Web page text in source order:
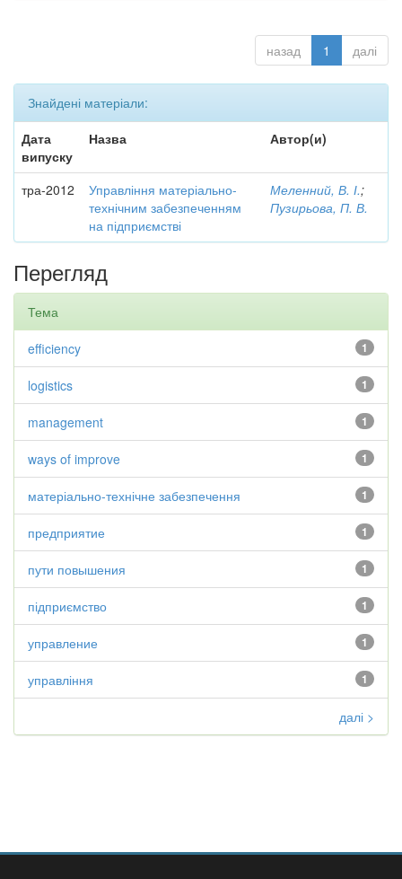
назад 1 далі
Знайдені матеріали:
Дата
випуску
Назва Автор(и)
тра-2012
Управління матеріально-
технічним забезпеченням
на підприємстві
Меленний, В. І.;
Пузирьова, П. В.
Перегляд
Тема
1
efficiency
1
logistics
1
management
1
ways of improve
1
матеріально-технічне забезпечення
1
предприятие
1
пути повышения
1
підприємство
1
управление
1
управління
далі >